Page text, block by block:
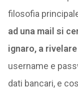
filosofia
ad una mail si
ignaro, a
username e
dati bancari, e